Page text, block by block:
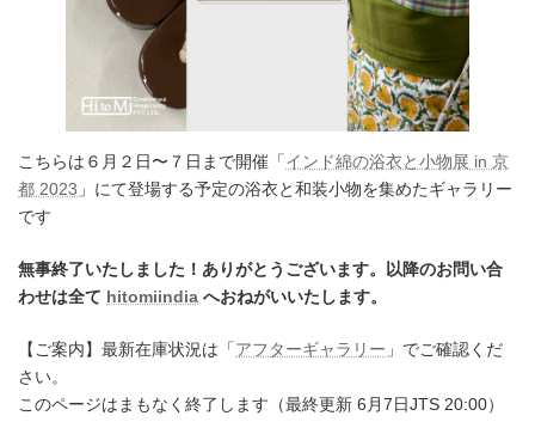
こちらは６月２日〜７日まで開催「インド綿の浴衣と小物展 in 京
都 2023 」にて登場する予定の浴衣と和装小物を集めたギャラリー
です
無事終了いたしました！ありがとうございます。以降のお問い合
わせは全て hitomiindia へおねがいいたします。
【ご案内】最新在庫状況は「アフターギャラリー 」でご確認くだ
さい。
このページはまもなく終了します（最終更新 6月7日JTS 20:00）